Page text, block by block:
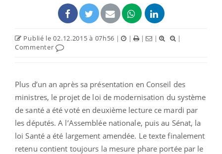
Publié le 02.12.2015 à 07h56 | | | |
|
Commenter
Plus d’un an après sa présentation en Conseil des
ministres, le projet de loi de modernisation du système
de santé a été voté en deuxième lecture ce mardi par
les députés. A l’Assemblée nationale, puis au Sénat, la
loi Santé a été largement amendée. Le texte finalement
retenu contient toujours la mesure phare portée par le